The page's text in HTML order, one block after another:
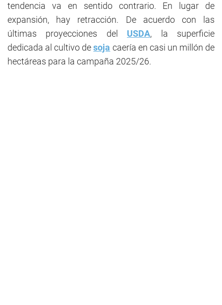
tendencia va en sentido contrario. En lugar de
expansión, hay retracción. De acuerdo con las
últimas proyecciones del USDA, la superficie
dedicada al cultivo desoja caería en casi un millón de
hectáreas para la campaña 2025/26.